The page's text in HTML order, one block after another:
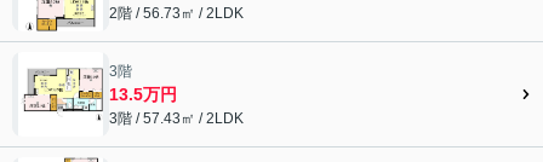
2階 / 56.73㎡ / 2LDK
3階
13.5万円
3階 / 57.43㎡ / 2LDK